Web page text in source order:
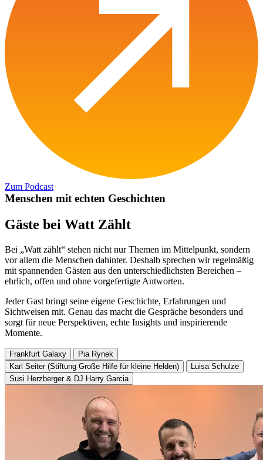
Zum Podcast
Menschen mit echten Geschichten
Gäste bei Watt Zählt
Bei „Watt zählt“ stehen nicht nur Themen im Mittelpunkt, sondern
vor allem die Menschen dahinter. Deshalb sprechen wir regelmäßig
mit spannenden Gästen aus den unterschiedlichsten Bereichen –
ehrlich, offen und ohne vorgefertigte Antworten.
Jeder Gast bringt seine eigene Geschichte, Erfahrungen und
Sichtweisen mit. Genau das macht die Gespräche besonders und
sorgt für neue Perspektiven, echte Insights und inspirierende
Momente.
Frankfurt Galaxy
Pia Rynek
Karl Seiter (Stiftung Große Hilfe für kleine Helden)
Luisa Schulze
Susi Herzberger & DJ Harry Garcia